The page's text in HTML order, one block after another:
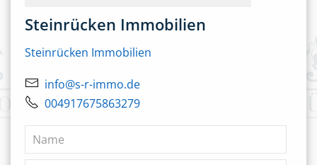
Steinrücken Immobilien
Steinrücken Immobilien
info@s-r-immo.de
004917675863279